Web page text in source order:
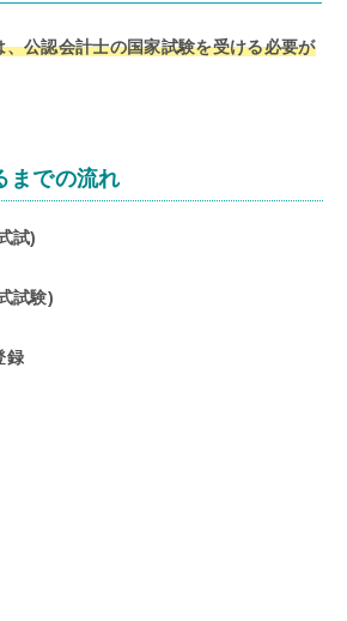
公認会計士の国家試験を受ける必要が
までの流れ
試)
試験)
録